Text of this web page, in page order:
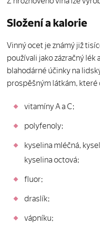
Složení a kalorie
Vinný ocet je známý již
používali jako zázračný
blahodárné účinky na
prospěšným látkám, které
vitamíny A a C;
polyfenoly;
kyselina mléčná,
kyselina octová;
fluor;
draslík;
vápníku;